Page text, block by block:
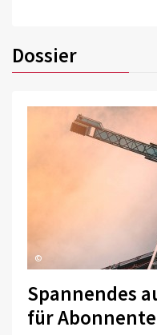
Dossier
©
Spannendes
für